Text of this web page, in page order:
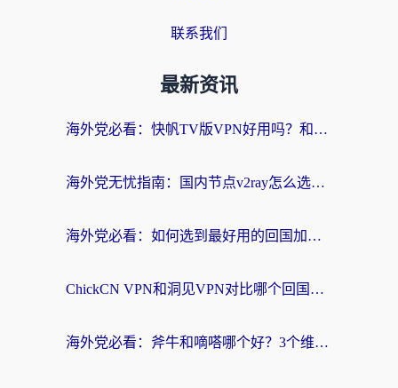
联系我们
最新资讯
海外党必看：快帆TV版VPN好用吗？和快游VPN对比哪个回国效果更好？附实用避坑指南
海外党无忧指南：国内节点v2ray怎么选？一键回国VPN+多场景实测帮你避坑
海外党必看：如何选到最好用的回国加速器？从节点到售后的全维度指南
ChickCN VPN和洞见VPN对比哪个回国效果更好？海外党亲测3款加速器+避坑指南
海外党必看：斧牛和嘀嗒哪个好？3个维度教你选对回国加速器